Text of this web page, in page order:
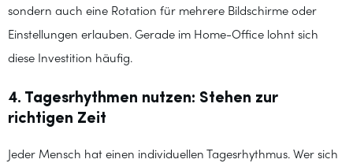
sondern auch eine Rotation für mehrere Bildschirme oder
Einstellungen erlauben. Gerade im Home-Office lohnt sich
diese Investition häufig.
4. Tagesrhythmen nutzen: Stehen zur
richtigen Zeit
Jeder Mensch hat einen individuellen Tagesrhythmus. Wer sich